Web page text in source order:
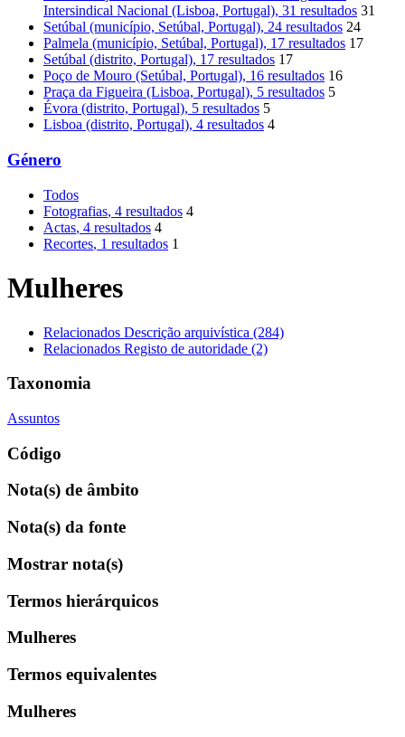
Intersindical Nacional (Lisboa, Portugal), 31 resultados 31
Setúbal (município, Setúbal, Portugal), 24 resultados 24
Palmela (município, Setúbal, Portugal), 17 resultados 17
Setúbal (distrito, Portugal), 17 resultados 17
Poço de Mouro (Setúbal, Portugal), 16 resultados 16
Praça da Figueira (Lisboa, Portugal), 5 resultados 5
Évora (distrito, Portugal), 5 resultados 5
Lisboa (distrito, Portugal), 4 resultados 4
Género
Todos
Fotografias, 4 resultados 4
Actas, 4 resultados 4
Recortes, 1 resultados 1
Mulheres
Relacionados Descrição arquivística (284)
Relacionados Registo de autoridade (2)
Taxonomia
Assuntos
Código
Nota(s) de âmbito
Nota(s) da fonte
Mostrar nota(s)
Termos hierárquicos
Mulheres
Termos equivalentes
Mulheres